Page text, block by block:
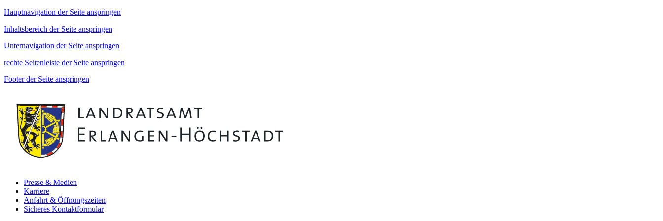
Hauptnavigation der Seite anspringen
Inhaltsbereich der Seite anspringen
Unternavigation der Seite anspringen
rechte Seitenleiste der Seite anspringen
Footer der Seite anspringen
Presse & Medien
Karriere
Anfahrt & Öffnungszeiten
Sicheres Kontaktformular